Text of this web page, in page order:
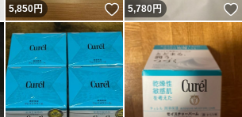
いいね！
5,850円 いいね！
5,780円